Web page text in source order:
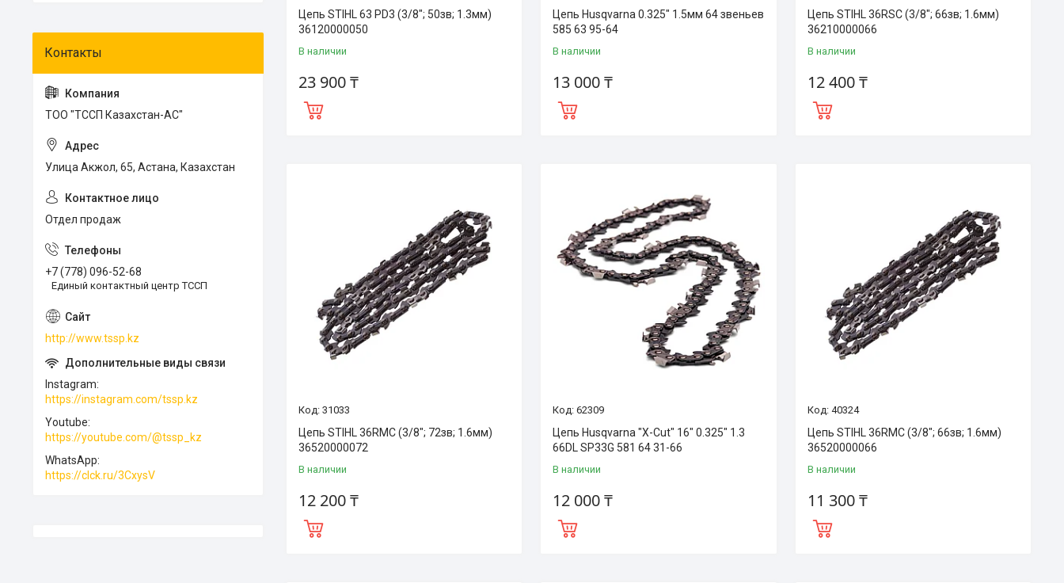
Цепь STIHL 63 PD3 (3/8"; 50зв; 1.3мм)
36120000050
В наличии
23 900 ₸
Цепь Husqvarna 0.325" 1.5мм 64 звеньев
585 63 95-64
В наличии
13 000 ₸
Цепь STIHL 36RSC (3/8"; 66зв; 1.6мм)
36210000066
В наличии
12 400 ₸
31033
Цепь STIHL 36RMC (3/8"; 72зв; 1.6мм)
36520000072
В наличии
12 200 ₸
62309
Цепь Husqvarna "X-Cut" 16" 0.325" 1.3
66DL SP33G 581 64 31-66
В наличии
12 000 ₸
40324
Цепь STIHL 36RMC (3/8"; 66зв; 1.6мм)
36520000066
В наличии
11 300 ₸
ТОО "ТССП Казахстан-АС"
Улица Акжол, 65, Астана, Казахстан
Отдел продаж
+7 (778) 096-52-68
Единый контактный центр ТССП
http://www.tssp.kz
Instagram
https://instagram.com/tssp.kz
Youtube
https://youtube.com/@tssp_kz
WhatsApp
https://clck.ru/3CxysV